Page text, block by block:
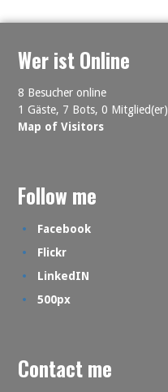
Wer ist Online
8 Besucher online
1 Gäste, 7 Bots, 0 Mitglied(er)
Map of Visitors
Follow me
Facebook
Flickr
LinkedIN
500px
Contact me